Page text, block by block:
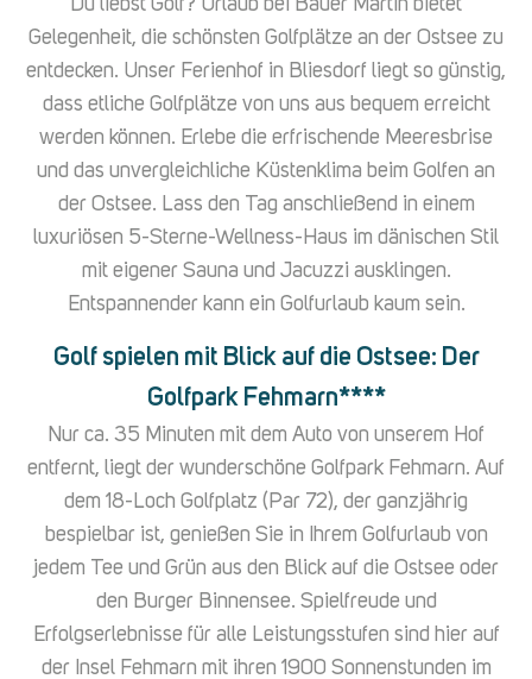
Du liebst Golf? Urlaub bei Bauer Martin bietet
Gelegenheit, die schönsten Golfplätze an der Ostsee zu
entdecken. Unser Ferienhof in Bliesdorf liegt so günstig,
dass etliche Golfplätze von uns aus bequem erreicht
werden können. Erlebe die erfrischende Meeresbrise
und das unvergleichliche Küstenklima beim Golfen an
der Ostsee. Lass den Tag anschließend in einem
luxuriösen 5-Sterne-Wellness-Haus im dänischen Stil
mit eigener Sauna und Jacuzzi ausklingen.
Entspannender kann ein Golfurlaub kaum sein.
Golf spielen mit Blick auf die Ostsee: Der
Golfpark Fehmarn****
Nur ca. 35 Minuten mit dem Auto von unserem Hof
entfernt, liegt der wunderschöne Golfpark Fehmarn. Auf
dem 18-Loch Golfplatz (Par 72), der ganzjährig
bespielbar ist, genießen Sie in Ihrem Golfurlaub von
jedem Tee und Grün aus den Blick auf die Ostsee oder
den Burger Binnensee. Spielfreude und
Erfolgserlebnisse für alle Leistungsstufen sind hier auf
der Insel Fehmarn mit ihren 1900 Sonnenstunden im